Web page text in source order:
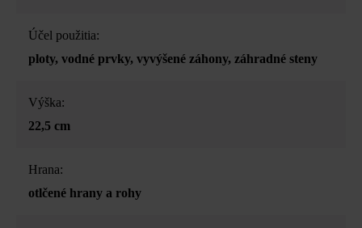
Účel použitia:
ploty, vodné prvky, vyvýšené záhony, záhradné steny
Výška:
22,5 cm
Hrana:
otlčené hrany a rohy